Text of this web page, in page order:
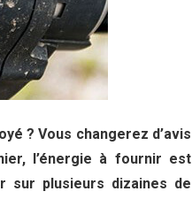
? Vous changerez d’avis
l’énergie à fournir est
sur plusieurs dizaines de